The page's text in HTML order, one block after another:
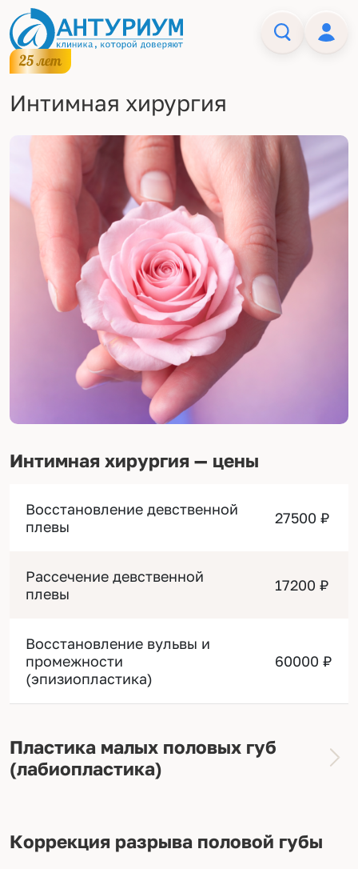
Интимная хирургия
Интимная хирургия — цены
Восстановление девственной
плевы
27500 ₽
Рассечение девственной
плевы
17200 ₽
Восстановление вульвы и
промежности
(эпизиопластика)
60000 ₽
Пластика малых половых губ
(лабиопластика)
(односторонняя)
30000 ₽
Коррекция разрыва половой губы